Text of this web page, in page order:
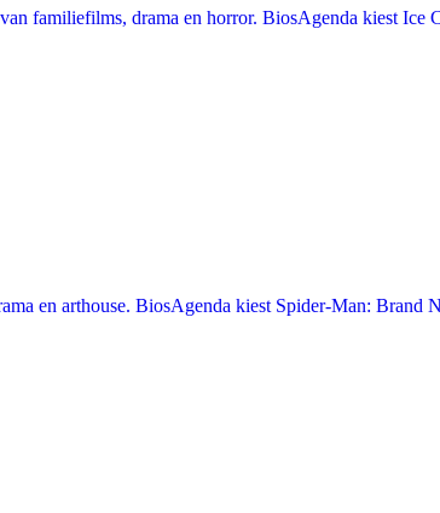
familiefilms, drama en horror. BiosAgenda kiest
en arthouse. BiosAgenda kiest Spider-Man: